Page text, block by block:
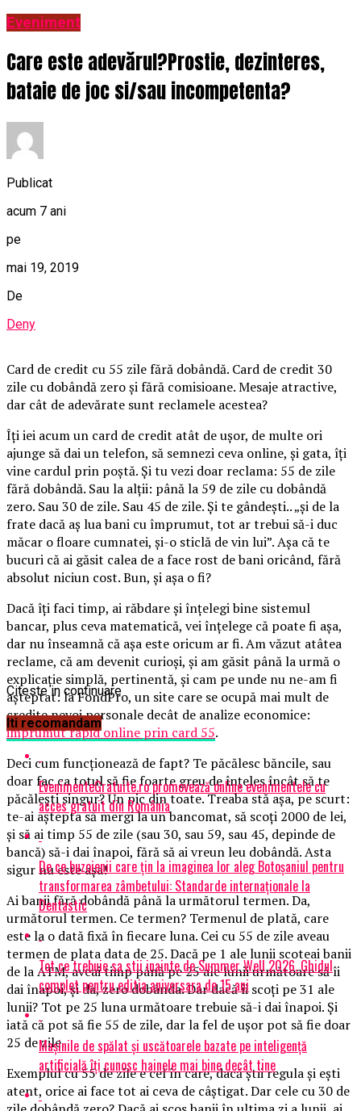
Eveniment
Care este adevărul?Prostie, dezinteres,
bataie de joc si/sau incompetenta?
Publicat
acum 7 ani
pe
mai 19, 2019
De
Deny
Card de credit cu 55 zile fără dobândă. Card de credit 30
zile cu dobândă zero și fără comisioane. Mesaje atractive,
dar cât de adevărate sunt reclamele acestea?
Îți iei acum un card de credit atât de ușor, de multe ori
ajunge să dai un telefon, să semnezi ceva online, și gata, îți
vine cardul prin poștă. Și tu vezi doar reclama: 55 de zile
fără dobândă. Sau la alții: până la 59 de zile cu dobândă
zero. Sau 30 de zile. Sau 45 de zile. Și te gândești.. „și de la
frate dacă aș lua bani cu împrumut, tot ar trebui să-i duc
măcar o floare cumnatei, și-o sticlă de vin lui”. Așa că te
bucuri că ai găsit calea de a face rost de bani oricând, fără
absolut niciun cost. Bun, și așa o fi?
Dacă îți faci timp, ai răbdare și înțelegi bine sistemul
bancar, plus ceva matematică, vei înțelege că poate fi așa,
dar nu înseamnă că așa este oricum ar fi. Am văzut atâtea
reclame, că am devenit curioși, și am găsit până la urmă o
explicație simplă, pertinentă, și cam pe unde nu ne-am fi
așteptat: la FondPro, un site care se ocupă mai mult de
credite nevoi personale decât de analize economice:
imprumut rapid online prin card 55.
Deci cum funcționează de fapt? Te păcălesc băncile, sau
doar fac ca totul să fie foarte greu de înțeles încât să te
păcălești singur? Un pic din toate. Treaba stă așa, pe scurt:
te-ai aștepta să mergi la un bancomat, să scoți 2000 de lei,
și să ai timp 55 de zile (sau 30, sau 59, sau 45, depinde de
bancă) să-i dai înapoi, fără să ai vreun leu dobândă. Asta
sigur nu este așa!
Ai banii fără dobândă până la următorul termen. Da,
următorul termen. Ce termen? Termenul de plată, care
este la o dată fixă în fiecare luna. Cei cu 55 de zile aveau
termen de plata data de 25. Dacă pe 1 ale lunii scoteai banii
de la ATM, aveai timp până pe 25 ale lunii următoare să îi
dai înapoi, și da, zero dobânda. Dar dacă îi scoți pe 31 ale
lunii? Tot pe 25 luna următoare trebuie să-i dai înapoi. Și
iată că pot să fie 55 de zile, dar la fel de ușor pot să fie doar
25 de zile.
Exemplul cu 55 de zile e cel în care, dacă știi regula și ești
atent, orice ai face tot ai ceva de câștigat. Dar cele cu 30 de
Citeste in continuare
Iti recomandam
EvenimenteGratuite.ro promovează online evenimentele cu
acces gratuit din România
De ce buzoienii care țin la imaginea lor aleg Botoșaniul pentru
transformarea zâmbetului: Standarde internaționale la
Dentastic
Tot ce trebuie sa stii inainte de Summer Well 2026. Ghidul
complet pentru editia aniversara de 15 ani
Mașinile de spălat și uscătoarele bazate pe inteligență
artificială îți cunosc hainele mai bine decât tine